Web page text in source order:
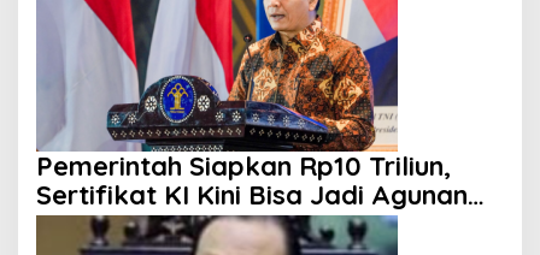
Pemerintah Siapkan Rp10 Triliun,
Sertifikat KI Kini Bisa Jadi Agunan
KUR